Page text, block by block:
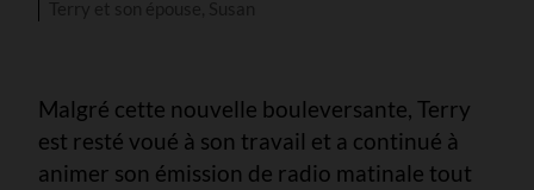
Malgré cette nouvelle bouleversante, Terry
est resté voué à son travail et a continué à
animer son émission de radio matinale tout